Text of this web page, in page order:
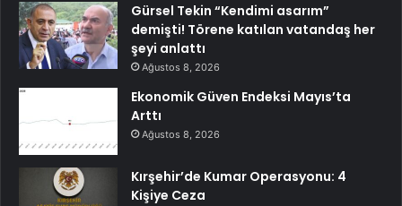
Gürsel Tekin “Kendimi asarım”
demişti! Törene katılan vatandaş her
şeyi anlattı
Ağustos 8, 2026
Ekonomik Güven Endeksi Mayıs’ta
Arttı
Ağustos 8, 2026
Kırşehir’de Kumar Operasyonu: 4
Kişiye Ceza